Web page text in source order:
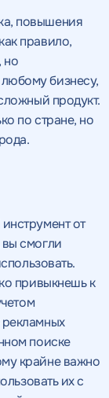
повышения
правило,
но
бизнесу,
продукт.
по стране, но
от
смогли
привыкнешь к
поиске
крайне важно
их с